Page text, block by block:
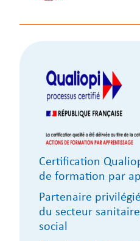
Certification
de formation par
Partenaire
du secteur
social